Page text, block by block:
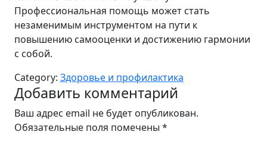
Профессиональная помощь может стать
незаменимым инструментом на пути к
повышению самооценки и достижению гармонии
с собой.
Category: Здоровье и профилактика
Добавить комментарий
Ваш адрес email не будет опубликован.
Обязательные поля помечены *